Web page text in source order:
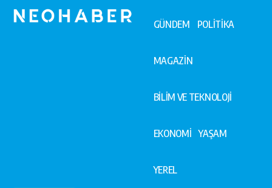
GÜNDEM POLİTİKA
MAGAZİN
BİLİM VE TEKNOLOJİ
EKONOMİ YAŞAM
YEREL